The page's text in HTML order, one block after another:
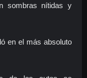
sombras nítidas y
en el más absoluto